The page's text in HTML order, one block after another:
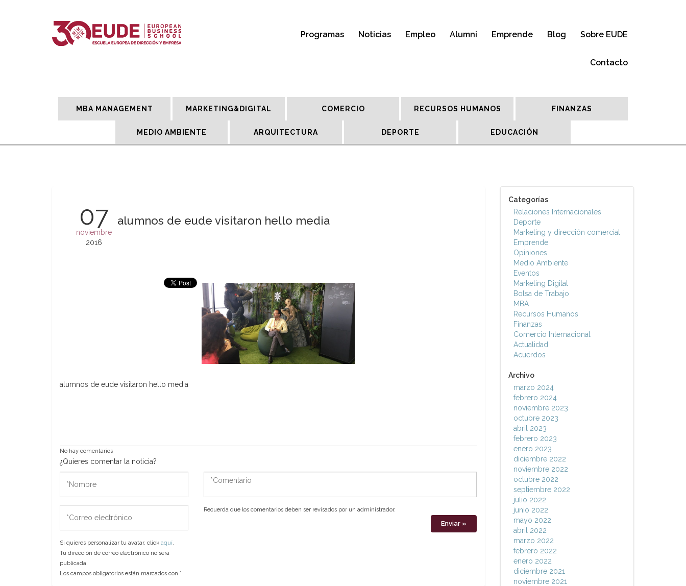
Programas Noticias Empleo Alumni Emprende Blog Sobre EUDE
Contacto
MBA MANAGEMENT MARKETING&DIGITAL COMERCIO RECURSOS HUMANOS FINANZAS
MEDIO AMBIENTE ARQUITECTURA DEPORTE EDUCACIÓN
07
noviembre
2016
alumnos de eude visitaron hello media
alumnos de eude visitaron hello media
No hay comentarios
¿Quieres comentar la noticia?
electrónico
Si quieres personalizar tu avatar, click aquí.
Tu dirección de correo electrónico no será
publicada.
Los campos obligatorios están marcados con *
*Comentario
Recuerda que los comentarios deben ser revisados por un administrador.
Categorías
Relaciones Internacionales
Deporte
Marketing y dirección comercial
Emprende
Opiniones
Medio Ambiente
Eventos
Marketing Digital
Bolsa de Trabajo
MBA
Recursos Humanos
Finanzas
Comercio Internacional
Actualidad
Acuerdos
Archivo
marzo 2024
febrero 2024
noviembre 2023
octubre 2023
abril 2023
febrero 2023
enero 2023
diciembre 2022
noviembre 2022
octubre 2022
septiembre 2022
julio 2022
junio 2022
mayo 2022
abril 2022
marzo 2022
febrero 2022
enero 2022
diciembre 2021
noviembre 2021